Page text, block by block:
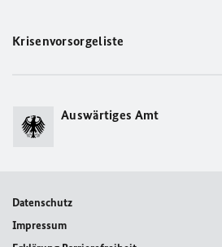
Krisenvorsorgeliste
Auswärtiges Amt
Datenschutz
Impressum